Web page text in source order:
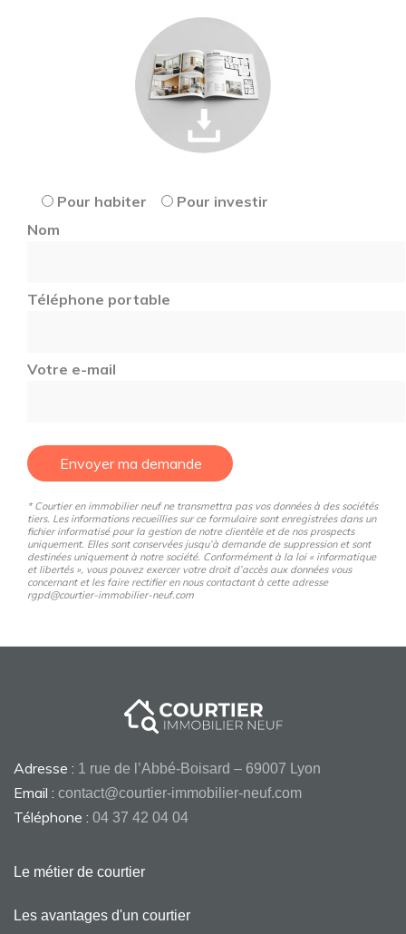
Pour habiter
Pour investir
Nom
Téléphone portable
Votre e-mail
Envoyer ma demande
* Courtier en immobilier neuf ne transmettra pas vos données à des sociétés
tiers. Les informations recueillies sur ce formulaire sont enregistrées dans un
fichier informatisé pour la gestion de notre clientèle et de nos prospects
uniquement. Elles sont conservées jusqu’à demande de suppression et sont
destinées uniquement à notre société. Conformément à la loi « informatique
et libertés », vous pouvez exercer votre droit d’accès aux données vous
concernant et les faire rectifier en nous contactant à cette adresse
rgpd@courtier-immobilier-neuf.com
Adresse : 1 rue de l’Abbé-Boisard – 69007 Lyon
Email : contact@courtier-immobilier-neuf.com
Téléphone : 04 37 42 04 04
Le métier de courtier
Les avantages d'un courtier